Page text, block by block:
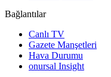
Bağlantılar
Canlı TV
Gazete Manşetleri
Hava Durumu
onursal Insight